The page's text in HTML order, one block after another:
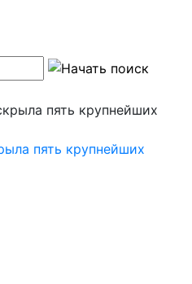
пять крупнейших